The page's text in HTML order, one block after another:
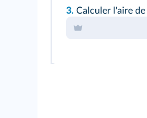
3. Calculer l'aire